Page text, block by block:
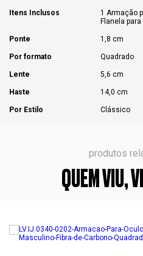
Itens Inclusos
1 Armação
Flanela para
Ponte 1,8 cm
Por formato Quadrado
Lente 5,6 cm
Haste 14,0 cm
Por Estilo Clássico
produtos
QUEM VIU,